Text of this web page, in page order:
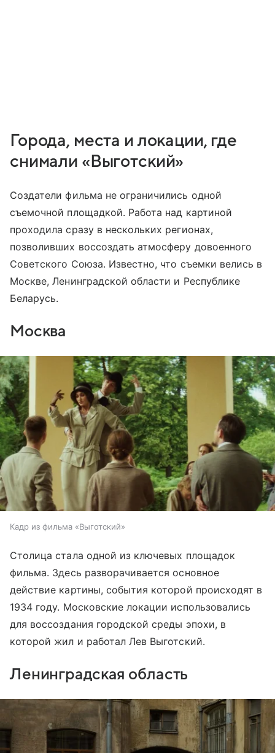
Города, места и локации, где
снимали «Выготский»
Создатели фильма не ограничились одной
съемочной площадкой. Работа над картиной
проходила сразу в нескольких регионах,
позволивших воссоздать атмосферу довоенного
Советского Союза. Известно, что съемки велись в
Москве, Ленинградской области и Республике
Беларусь.
Москва
Кадр из фильма «Выготский»
Столица стала одной из ключевых площадок
фильма. Здесь разворачивается основное
действие картины, события которой происходят в
1934 году. Московские локации использовались
для воссоздания городской среды эпохи, в
которой жил и работал Лев Выготский.
Ленинградская область